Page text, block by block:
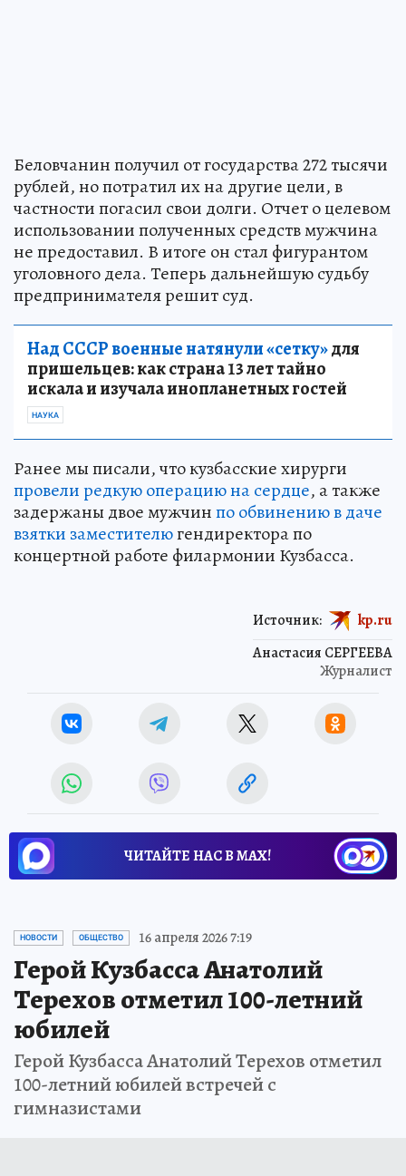
Беловчанин получил от государства 272 тысячи
рублей, но потратил их на другие цели, в
частности погасил свои долги. Отчет о целевом
использовании полученных средств мужчина
не предоставил. В итоге он стал фигурантом
уголовного дела. Теперь дальнейшую судьбу
предпринимателя решит суд.
Над СССР военные натянули «сетку»для
пришельцев: как страна 13 лет тайно
искала и изучала инопланетных гостей
НАУКА
Ранее мы писали, что кузбасские хирурги
провели редкую операцию на сердце, а также
задержаны двое мужчинпо обвинению в даче
взятки заместителюгендиректора по
концертной работе филармонии Кузбасса.
Анастасия СЕРГЕЕВА
Журналист
Источник: kp.ru
ЧИТАЙТЕ НАС В МАХ!
НОВОСТИ ОБЩЕСТВО 16 апреля 2026 7:19
Герой Кузбасса Анатолий
Терехов отметил 100-летний
юбилей
Герой Кузбасса Анатолий Терехов отметил
100-летний юбилей встречей с
гимназистами